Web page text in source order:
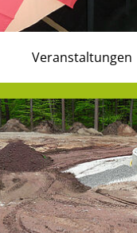
Veranstaltungen